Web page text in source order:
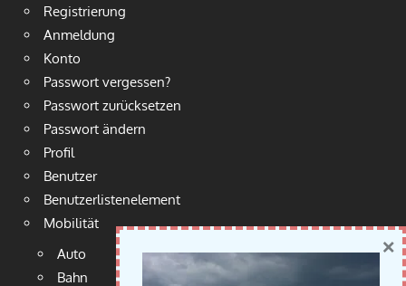
Registrierung
Anmeldung
Konto
Passwort vergessen?
Passwort zurücksetzen
Passwort ändern
Profil
Benutzer
Benutzerlistenelement
Mobilität
Auto
Bahn
×